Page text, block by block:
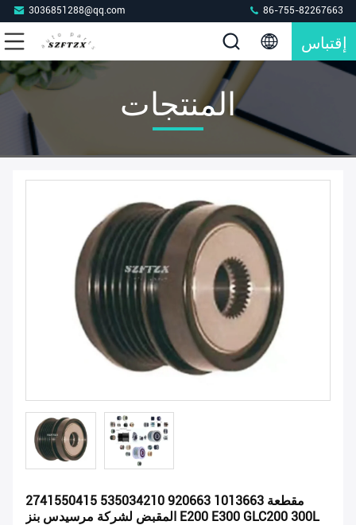
3036851288@qq.com 86-755-82267663
إقتباس
المنتجات
2741550415 535034210 920663 1013663 مقطعة
المقبض لشركة مرسيدس بنز E200 E300 GLC200 300L